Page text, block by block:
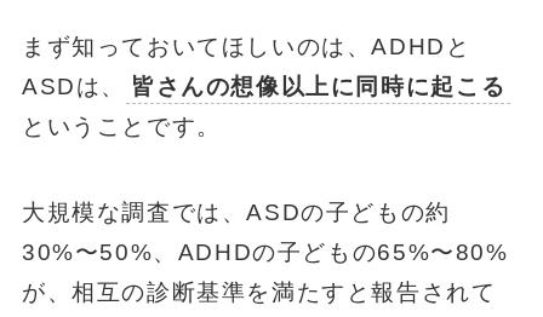
まず知っておいてほしいのは、ADHDと
ASDは、
皆さんの想像以上に同時に起こる
ということです。
大規模な調査では、ASDの子どもの約
30%〜50%、ADHDの子どもの65%〜80%
が、相互の診断基準を満たすと報告されて